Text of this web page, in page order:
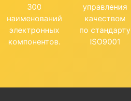
300
наименований
электронных
компонентов.
управления
качеством
по стандарту
ISO9001